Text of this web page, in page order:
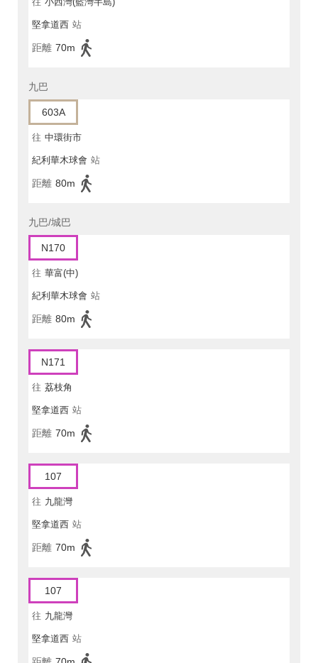
堅拿道西 站
距離 70m
九巴
603A
往 中環街市
紀利華木球會 站
距離 80m
九巴/城巴
N170
往 華富(中)
紀利華木球會 站
距離 80m
N171
往 荔枝角
堅拿道西 站
距離 70m
107
往 九龍灣
堅拿道西 站
距離 70m
107
往 九龍灣
堅拿道西 站